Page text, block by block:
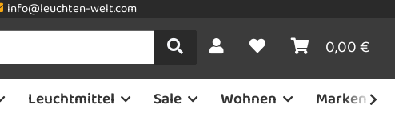
info@leuchten-welt.com
0,00 €
Leuchtmittel Sale Wohnen Marken